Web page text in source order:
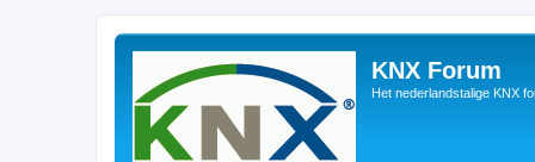
KNX Forum
Het nederlandstalige KNX